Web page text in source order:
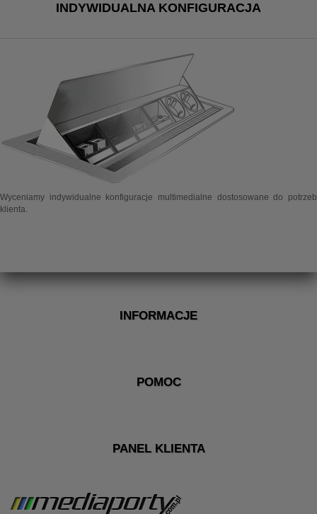
INDYWIDUALNA KONFIGURACJA
Wyceniamy indywidualne konfiguracje multimedialne dostosowane do potrzeb
klienta.
INFORMACJE
POMOC
PANEL KLIENTA